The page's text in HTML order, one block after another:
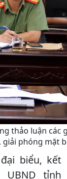
thảo luận
phóng mặt
biểu, kết
UBND tỉnh